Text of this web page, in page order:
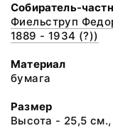
Собиратель-
Фиельструп
1889 - 1934 (?))
Материал
бумага
Размер
Высота - 25,5